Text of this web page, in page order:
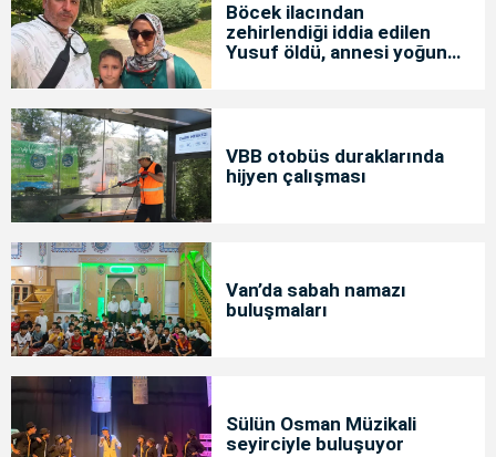
Böcek ilacından
zehirlendiği iddia edilen
Yusuf öldü, annesi yoğun
VBB otobüs duraklarında
hijyen çalışması
Van’da sabah namazı
buluşmaları
Sülün Osman Müzikali
seyirciyle buluşuyor